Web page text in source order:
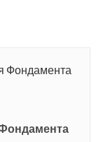
Фондамента